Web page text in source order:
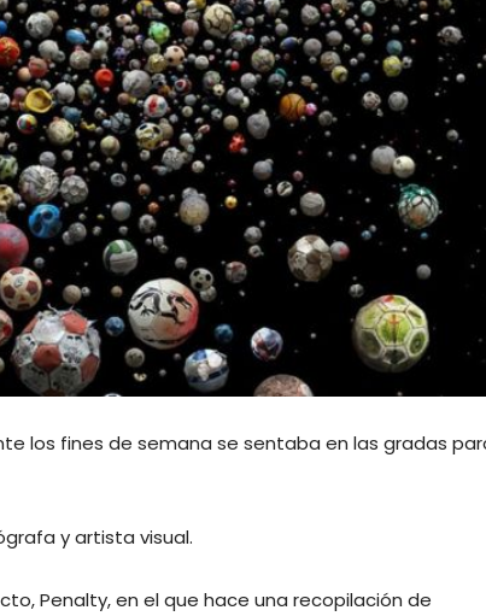
los fines de semana se sentaba en las gradas
y artista visual.
Penalty, en el que hace una recopilación de